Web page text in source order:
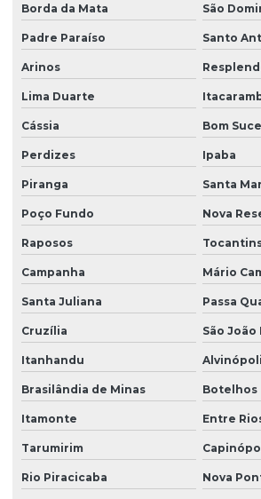
Borda da Mata São
Padre Paraíso Santo
Arinos
Lima Duarte
Cássia Bom
Perdizes Ipaba
Piranga Santa
Poço Fundo Nova
Raposos
Campanha Mário
Santa Juliana Passa
Cruzília São
Itanhandu
Brasilândia de Minas Botelhos
Itamonte Entre
Tarumirim
Rio Piracicaba Nova